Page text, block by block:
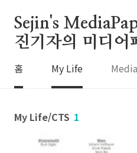
Sejin's
진기자의 미디어
홈 My Life
My Life/CTS 1